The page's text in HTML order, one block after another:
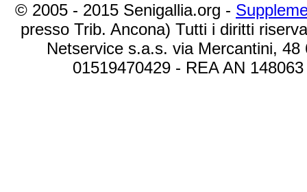
© 2005 - 2015 Senigallia.org -
presso Trib. Ancona) Tutti i diritti
Netservice s.a.s. via Mercantini,
01519470429 - REA AN